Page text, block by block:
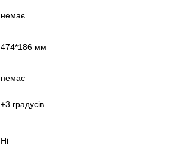
немає
474*186 мм
немає
±3 градусів
Ні